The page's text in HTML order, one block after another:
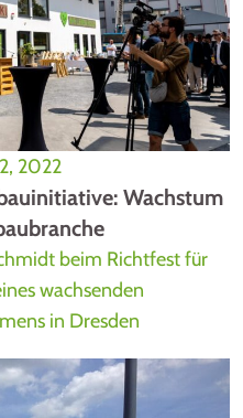
2022
Wachstum
beim Richtfest für
wachsenden
in Dresden